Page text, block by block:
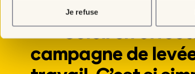
Je refuse
manufacturier de
Soleil en
campagne de